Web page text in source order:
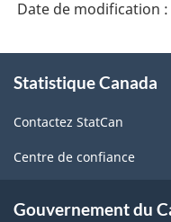
Date de modification :
propos
ce
site
Statistique Canada
Contactez StatCan
Centre de confiance
Gouvernement du